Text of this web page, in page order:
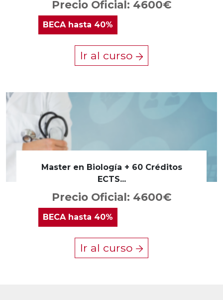
Precio Oficial: 4600€
BECAhasta 40%
Ir al curso
Master en Biología + 60 Créditos
ECTS...
Precio Oficial: 4600€
BECA hasta 40%
Ir al curso